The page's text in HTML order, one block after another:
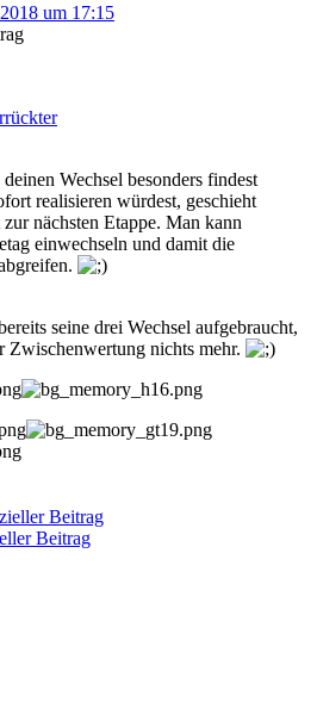
um 17:15
Wechsel besonders findest
realisieren würdest, geschieht
nächsten Etappe. Man kann
einwechseln und damit die
seine drei Wechsel aufgebraucht,
Zwischenwertung nichts mehr.
Beitrag
Beitrag